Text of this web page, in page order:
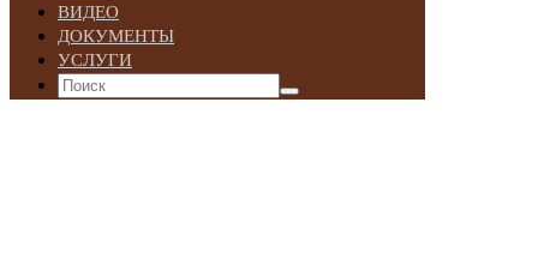
ВИДЕО
ДОКУМЕНТЫ
УСЛУГИ